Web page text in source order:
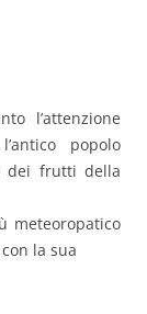
l’attenzione
popolo
dei frutti della
meteoropatico
la sua